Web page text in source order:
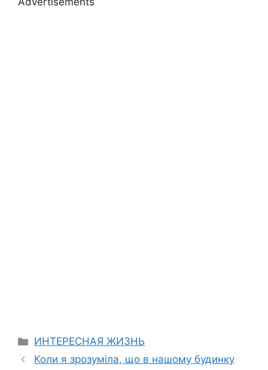
Categories
ИНТЕРЕСНАЯ ЖИЗНЬ
Коли я зрозуміла, що в нашому будинку